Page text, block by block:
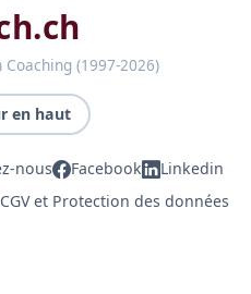
(1997-2026)
en haut
nous Facebook
Linkedin
et Protection des données